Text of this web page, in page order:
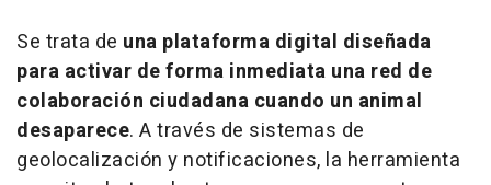
Se trata de una plataforma digital diseñada
para activar de forma inmediata una red de
colaboración ciudadana cuando un animal
desaparece. A través de sistemas de
geolocalización y notificaciones, la herramienta